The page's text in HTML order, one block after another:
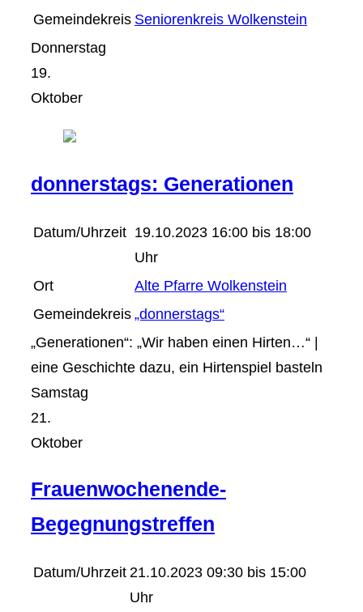
Gemeindekreis Seniorenkreis Wolkenstein
Donnerstag
19.
Oktober
donnerstags: Generationen
Datum/Uhrzeit 19.10.2023 16:00 bis 18:00
Uhr
Ort
Alte Pfarre Wolkenstein
Gemeindekreis „donnerstags“
„Generationen“: „Wir haben einen Hirten…“ |
eine Geschichte dazu, ein Hirtenspiel basteln
Samstag
21.
Oktober
Frauenwochenende-
Begegnungstreffen
Datum/Uhrzeit 21.10.2023 09:30 bis 15:00
Uhr